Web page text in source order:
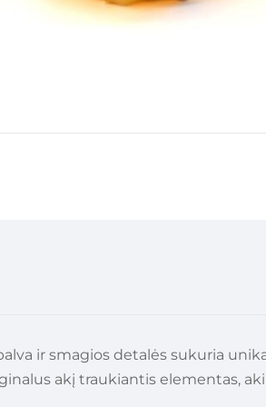
ir smagios detalės sukuria
akį traukiantis elementas,